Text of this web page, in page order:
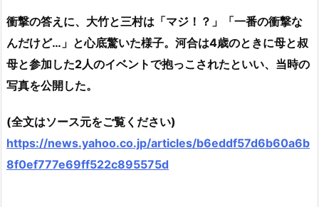
衝撃の答えに、大竹と三村は「マジ！？」「一番の衝撃な
んだけど…」と心底驚いた様子。河合は4歳のときに母と叔
母と参加した2人のイベントで抱っこされたといい、当時の
写真を公開した。
(全文はソース元をご覧ください)
https://news.yahoo.co.jp/articles/b6eddf57d6b60a6b
8f0ef777e69ff522c895575d